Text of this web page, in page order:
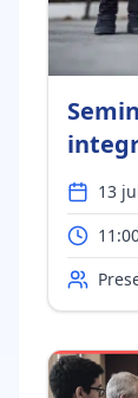
para
13